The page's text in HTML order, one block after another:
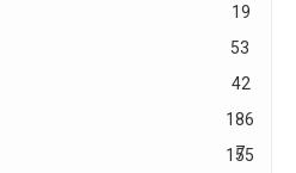
19
53
42
186
7
155